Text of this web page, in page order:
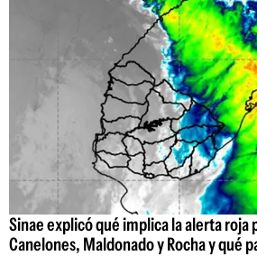
Sinae explicó qué implica la alerta roja
Canelones, Maldonado y Rocha y qué